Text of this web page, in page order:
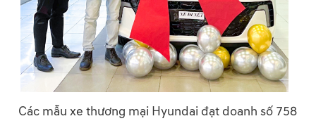
Các mẫu xe thương mại Hyundai đạt doanh số 758